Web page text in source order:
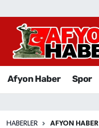
Afyon Haber Spor
HABERLER AFYON HABER
Afyon Haber